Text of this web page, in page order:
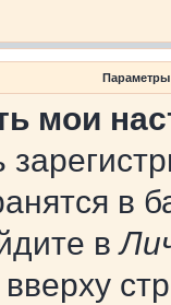
Параметры
мои
в
в